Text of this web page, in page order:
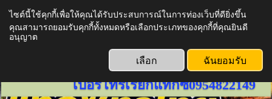
www.thailandtaxiservice789.com
บริการเหมาแท็กซี่ทั่วไทย บริการ
แท็กซี่ออนไลน์ 24 ชั่วโมงเรียก
แท็กซี่ด่วน จองแท็กซี่ล่วงหน้า
เบอร์โทรเรียกแท็กซี่0954822149
ไซต์นี้ใช้คุกกี้เพื่อให้คุณได้รับประสบการณ์ในการท่องเว็บที่ดียิ่งขึ้น
คุณสามารถยอมรับคุกกี้ทั้งหมดหรือเลือกประเภทของคุกกี้ที่คุณยินดี
อนุญาต
เลือก ฉันยอมรับ